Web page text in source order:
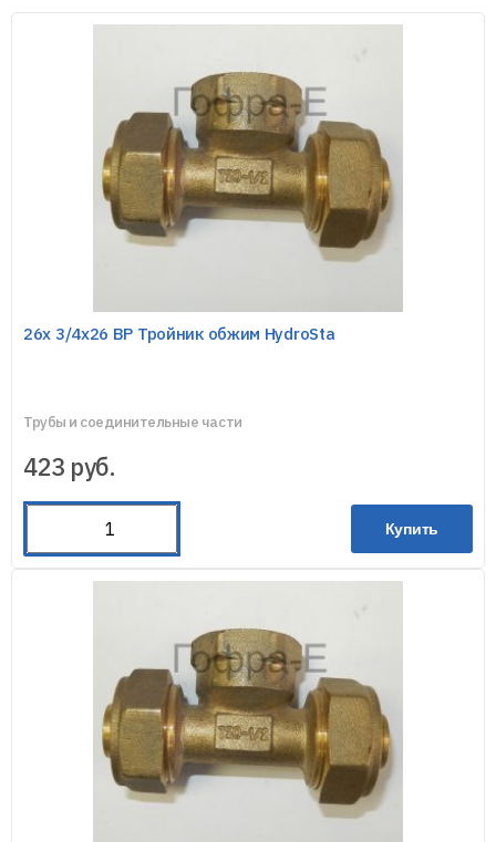
26х 3/4х26 ВР Тройник обжим HydroSta
Трубы и соединительные части
423 руб.
Купить